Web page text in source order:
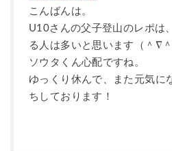
こんばんは。
U10さんの父子登山のレポは
る人は多いと思います（＾∇＾
ソウタくん心配ですね。
ゆっくり休んで、また元気に
ちしております！